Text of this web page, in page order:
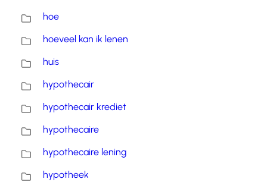
hoe
hoeveel kan ik lenen
huis
hypothecair
hypothecair krediet
hypothecaire
hypothecaire lening
hypotheek